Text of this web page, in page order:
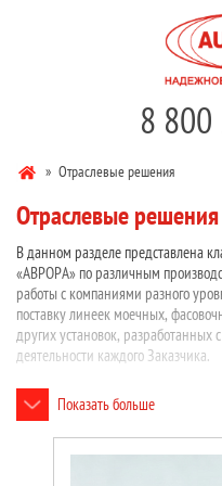
8
» Отраслевые решения
Отраслевые решения
В данном разделе представлена
«АВРОРА» по различным
работы с компаниями разного
поставку линеек моечных,
других установок, разработанных
деятельности каждого Заказчика.
Основные отрасли применения
Фармацевтика
Показать больше